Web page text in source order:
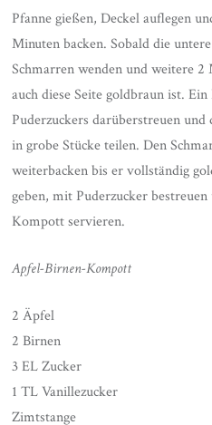
Pfanne gießen, Deckel auflegen
Minuten backen. Sobald die
Schmarren wenden und weitere 2
auch diese Seite goldbraun ist.
Puderzuckers darüberstreuen
in grobe Stücke teilen. Den
weiterbacken bis er vollständig
geben, mit Puderzucker
Kompott servieren.
Apfel-Birnen-Kompott
2 Äpfel
2 Birnen
3 EL Zucker
1 TL Vanillezucker
Zimtstange